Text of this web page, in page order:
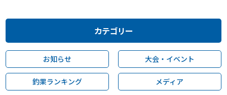
カテゴリー
お知らせ 大会・イベント
釣果ランキング メディア